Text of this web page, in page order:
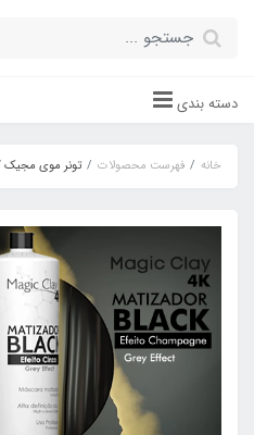
دسته بندی
خانه فهرست محصولات تونر موی